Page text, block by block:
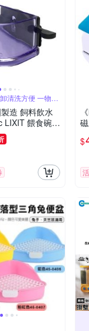
清洗方便 一物多
造 飼料飲水
LIXIT 餵食碗
具 飲水碗 飼
$